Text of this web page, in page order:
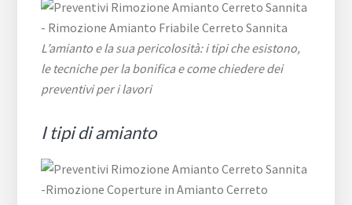
L’amianto e la sua pericolosità: i tipi che esistono,
le tecniche per la bonifica e come chiedere dei
preventivi per i lavori
I tipi di amianto